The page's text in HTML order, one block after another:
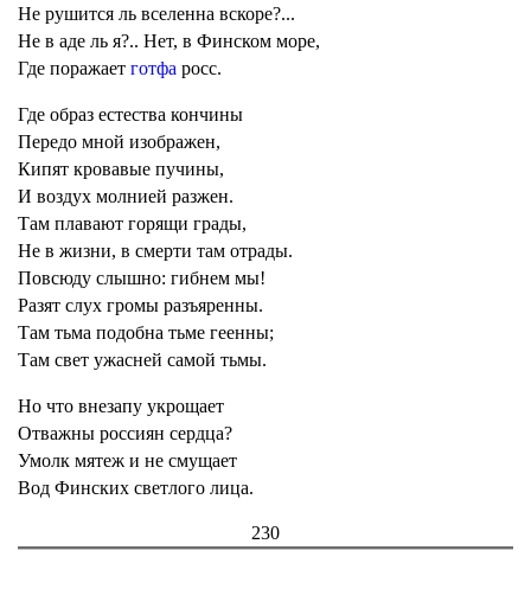
Не рушится ль вселенна вскоре?...
Не в аде ль я?.. Нет, в Финском море,
Где поражает готфа росс.
Где образ естества кончины
Передо мной изображен,
Кипят кровавые пучины,
И воздух молнией разжен.
Там плавают горящи грады,
Не в жизни, в смерти там отрады.
Повсюду слышно: гибнем мы!
Разят слух громы разъяренны.
Там тьма подобна тьме геенны;
Там свет ужасней самой тьмы.
Но что внезапу укрощает
Отважны россиян сердца?
Умолк мятеж и не смущает
Вод Финских светлого лица.
230